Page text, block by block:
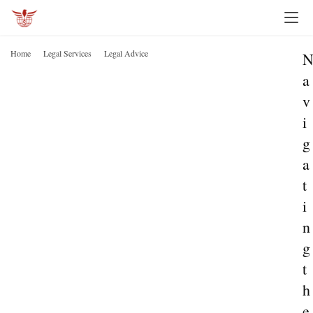
Home Legal Services Legal Advice
N
a
v
i
g
a
t
i
n
g
t
h